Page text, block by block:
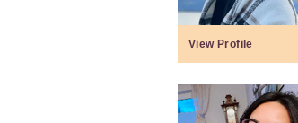
View Profile